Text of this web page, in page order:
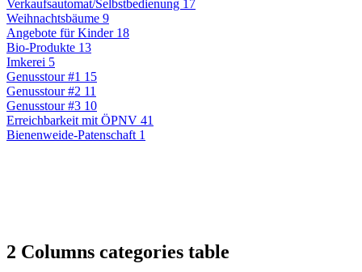
Verkaufsautomat/Selbstbedienung 17
Weihnachtsbäume 9
Angebote für Kinder 18
Bio-Produkte 13
Imkerei 5
Genusstour #1 15
Genusstour #2 11
Genusstour #3 10
Erreichbarkeit mit ÖPNV 41
Bienenweide-Patenschaft 1
2 Columns categories table